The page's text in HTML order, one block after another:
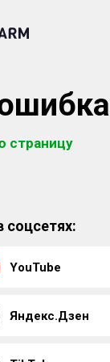
страницу
соцсетях:
YouTube
Яндекс.Дзен